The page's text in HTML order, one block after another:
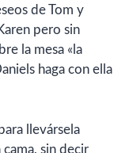
de Tom y
pero sin
la mesa «la
haga con ella
llevársela
sin decir